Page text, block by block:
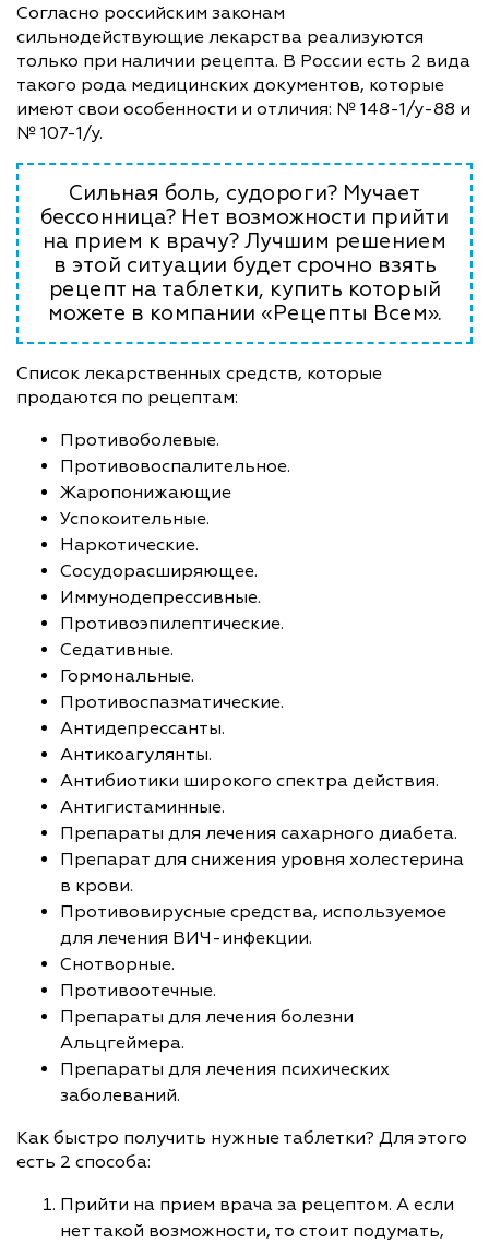
Согласно российским законам
сильнодействующие лекарства реализуются
только при наличии рецепта. В России есть 2 вида
такого рода медицинских документов, которые
имеют свои особенности и отличия: № 148-1/у-88 и
№ 107-1/у.
Сильная боль, судороги? Мучает
бессонница? Нет возможности прийти
на прием к врачу? Лучшим решением
в этой ситуации будет срочно взять
рецепт на таблетки, купить который
можете в компании «Рецепты Всем».
Список лекарственных средств, которые
продаются по рецептам:
Противоболевые.
Противовоспалительное.
Жаропонижающие
Успокоительные.
Наркотические.
Сосудорасширяющее.
Иммунодепрессивные.
Противоэпилептические.
Седативные.
Гормональные.
Противоспазматические.
Антидепрессанты.
Антикоагулянты.
Антибиотики широкого спектра действия.
Антигистаминные.
Препараты для лечения сахарного диабета.
Препарат для снижения уровня холестерина
в крови.
Противовирусные средства, используемое
для лечения ВИЧ-инфекции.
Снотворные.
Противоотечные.
Препараты для лечения болезни
Альцгеймера.
Препараты для лечения психических
заболеваний.
Как быстро получить нужные таблетки? Для этого
есть 2 способа:
Прийти на прием врача за рецептом. А если
нет такой возможности, то стоит подумать,